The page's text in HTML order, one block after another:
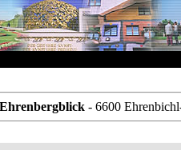
- 6600